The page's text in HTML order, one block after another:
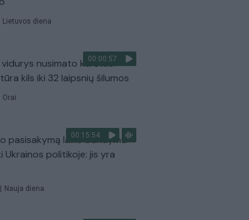
Lietuvos diena
00:00:57
vidurys nusimato karštas:
kils iki 32 laipsnių šilumos
Orai
00:15:54
pasisakymą laiko bandymu
Ukrainos politikoje: jis yra
Nauja diena